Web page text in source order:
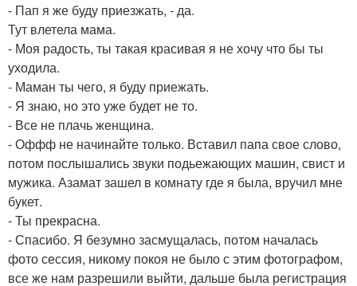
- Пап я же буду приезжать, - да.
Тут влетела мама.
- Моя радость, ты такая красивая я не хочу что бы ты
уходила.
- Маман ты чего, я буду приежать.
- Я знаю, но это уже будет не то.
- Все не плачь женщина.
- Оффф не начинайте только. Вставил папа свое слово,
потом послышались звуки подьежающих машин, свист и
мужика. Азамат зашел в комнату где я была, вручил мне
букет.
- Ты прекрасна.
- Спасибо. Я безумно засмущалась, потом началась
фото сессия, никому покоя не было с этим фотографом,
все же нам разрешили выйти, дальше была регистрация